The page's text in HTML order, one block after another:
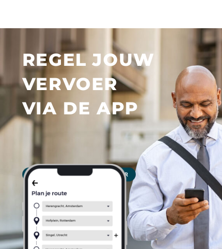
REGEL JOUW
VERVOER
VIA DE APP
PERSONAL ASSISTANT? KLIK HIER